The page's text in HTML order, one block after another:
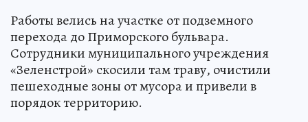
Работы велись на участке от подземного
перехода до Приморского бульвара.
Сотрудники муниципального учреждения
«Зеленстрой» скосили там траву, очистили
пешеходные зоны от мусора и привели в
порядок территорию.